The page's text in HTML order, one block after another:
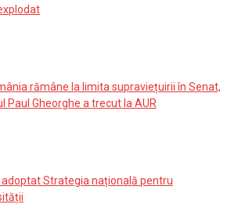
rămâne la limita supraviețuirii în Senat,
Paul Gheorghe a trecut la AUR
Strategia națională pentru